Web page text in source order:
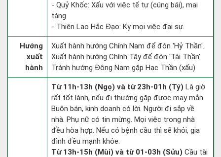
- Quỷ Khốc: Xấu với việc tế tự (cúng bái), mai
táng.
- Thiên Lao Hắc Đạo: Kỵ mọi việc đại sự.
Hướng
xuất
hành
Xuất hành hướng Chính Nam để đón 'Hỷ Thần'.
Xuất hành hướng Chính Tây để đón 'Tài Thần'.
Tránh hướng Đông Nam gặp Hạc Thần (xấu)
Từ 11h-13h (Ngọ) và từ 23h-01h (Tý) Là giờ
rất tốt lành, nếu đi thường gặp được may mắn.
Buôn bán, kinh doanh có lời. Người đi sắp về
nhà. Phụ nữ có tin mừng. Mọi việc trong nhà
đều hòa hợp. Nếu có bệnh cầu thì sẽ khỏi, gia
đình đều mạnh khỏe.
Từ 13h-15h (Mùi) và từ 01-03h (Sửu) Cầu tài